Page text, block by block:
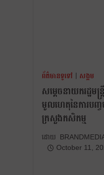
ព័ត៌មានទូទៅ | សង្គម
សម្ដេចនាយករដ្ឋម
មូលហេតុនៃការបញ្ច
ក្រសួងកសិកម្ម
October 11,